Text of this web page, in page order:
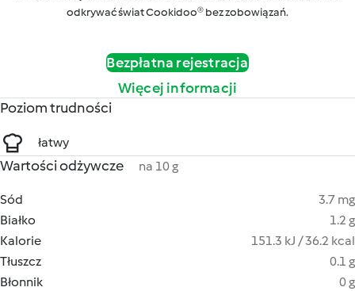
odkrywać świat Cookidoo® bez zobowiązań.
Bezpłatna rejestracja
Więcej informacji
Poziom trudności
łatwy
Wartości odżywcze na 10 g
Sód
3.7 mg
Białko
1.2 g
Kalorie
151.3 kJ / 36.2 kcal
Tłuszcz
0.1 g
Błonnik
0 g